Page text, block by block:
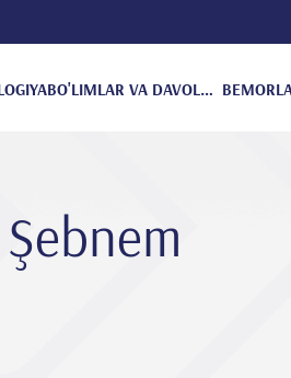
BO'LIMLAR VA DAVOLANISH